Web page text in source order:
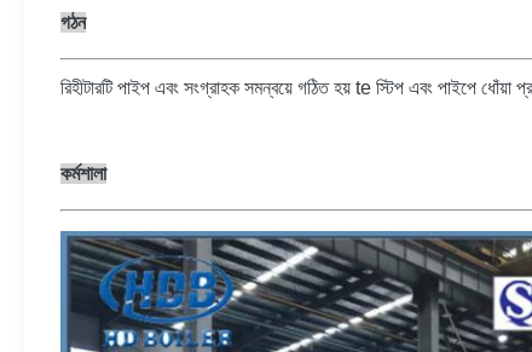
গঠন
রিহীটারটি পাইপ এবং সংগ্রাহক সমন্বয়ে গঠিত হয় te স্টিপ এবং পাইপে
কর্মশালা